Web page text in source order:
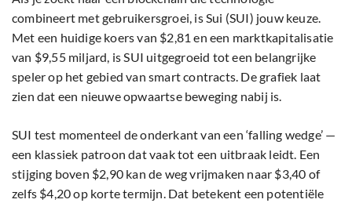
SUI test momenteel de onderkant van een ‘falling wedge’ —
een klassiek patroon dat vaak tot een uitbraak leidt. Een
stijging boven $2,90 kan de weg vrijmaken naar $3,40 of
zelfs $4,20 op korte termijn. Dat betekent een potentiële
winst van 20 tot 50% puur op basis van technische doelen.
Met een RSI van 46,01 is er sprake van neutrale momentum
met groeiruimte, en de handelsvolumes zijn in 24 uur met
49,17% gestegen tot $906,11 miljoen — een duidelijke
indicatie dat de belangstelling van investeerders toeneemt.